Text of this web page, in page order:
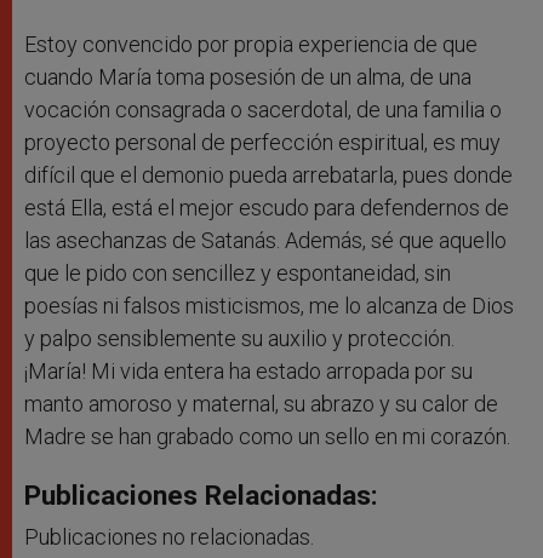
Estoy convencido por propia experiencia de que
cuando María toma posesión de un alma, de una
vocación consagrada o sacerdotal, de una familia o
proyecto personal de perfección espiritual, es muy
difícil que el demonio pueda arrebatarla, pues donde
está Ella, está el mejor escudo para defendernos de
las asechanzas de Satanás. Además, sé que aquello
que le pido con sencillez y espontaneidad, sin
poesías ni falsos misticismos, me lo alcanza de Dios
y palpo sensiblemente su auxilio y protección.
¡María! Mi vida entera ha estado arropada por su
manto amoroso y maternal, su abrazo y su calor de
Madre se han grabado como un sello en mi corazón.
Publicaciones Relacionadas:
Publicaciones no relacionadas.